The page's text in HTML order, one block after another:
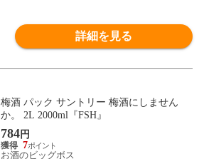
詳細を見る
梅酒 パック サントリー 梅酒にしません
か。 2L 2000ml『FSH』
784円
7
お酒のビッグボス